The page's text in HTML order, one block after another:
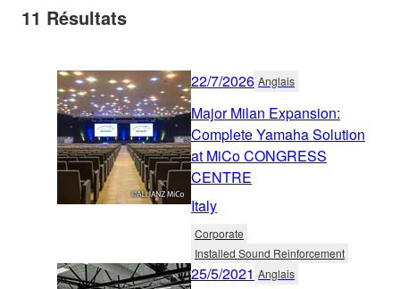
11 Résultats
22/7/2026 Anglais
Major Milan Expansion:
Complete Yamaha Solution
at MiCo CONGRESS
CENTRE
Italy
Corporate
Installed Sound Reinforcement
25/5/2021 Anglais